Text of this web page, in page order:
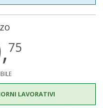
75
LAVORATIVI